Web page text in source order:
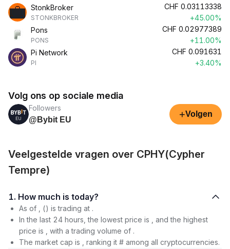
StonkBroker
STONKBROKER
CHF 0.03113338
+45.00%
Pons
PONS
CHF 0.02977389
+11.00%
Pi Network
PI
CHF 0.091631
+3.40%
Volg ons op sociale media
Followers
@Bybit EU
+Volgen
Veelgestelde vragen over CPHY(Cypher
Tempre)
1. How much is today?
As of , () is trading at .
In the last 24 hours, the lowest price is , and the highest
price is , with a trading volume of .
The market cap is , ranking it # among all cryptocurrencies.